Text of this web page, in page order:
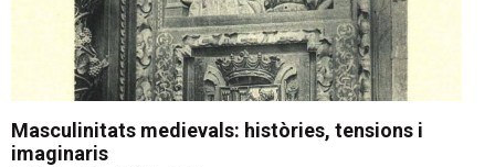
Masculinitats medievals: històries, tensions i
imaginaris